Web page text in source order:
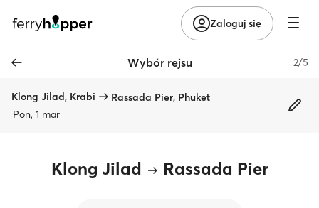
Zaloguj się
Wybór rejsu 2/5
Klong Jilad, Krabi
Rassada Pier, Phuket
Pon, 1 mar
Klong Jilad Rassada Pier